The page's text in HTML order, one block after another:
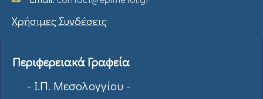
Χρήσιμες Συνδέσεις
Περιφερειακά Γραφεία
- Ι.Π. Μεσολογγίου -